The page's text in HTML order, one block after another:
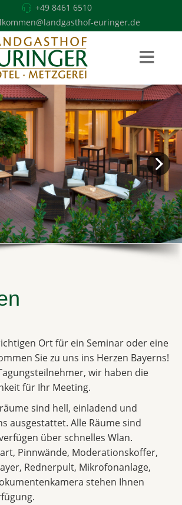
+49 8461 6510
euringer.de
Ort für ein Seminar oder eine
Sie zu uns ins Herzen Bayerns!
wir haben die
für Ihr Meeting.
sind hell, einladend und
ausgestattet. Alle Räume sind
über schnelles Wlan.
Pinnwände, Moderationskoffer,
Rednerpult, Mikrofonanlage,
stehen Ihnen